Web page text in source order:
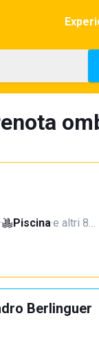
· Piscina·e altri 8…
Berlinguer